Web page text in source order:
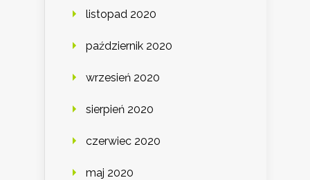
listopad 2020
październik 2020
wrzesień 2020
sierpień 2020
czerwiec 2020
maj 2020